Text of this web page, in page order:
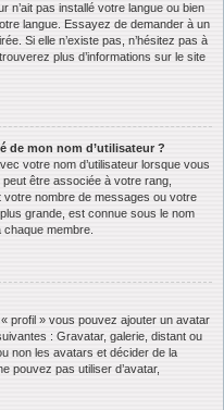
n’ait pas installé votre langue ou bien
langue. Essayez de demander à un
Si elle n’existe pas, n’hésitez pas à
plus d’informations sur le site
de mon nom d’utilisateur ?
votre nom d’utilisateur lorsque vous
peut être associée à votre rang,
votre nombre de messages ou votre
grande, est connue sous le nom
membre.
« profil » vous pouvez ajouter un avatar
: Gravatar, galerie, distant ou
non les avatars et décider de la
pouvez pas utiliser d’avatar,